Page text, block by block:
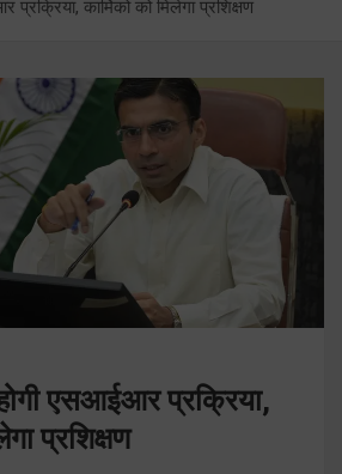
कार्मिको को मिलेगा प्रशिक्षण
एसआईआर प्रक्रिया,
प्रशिक्षण